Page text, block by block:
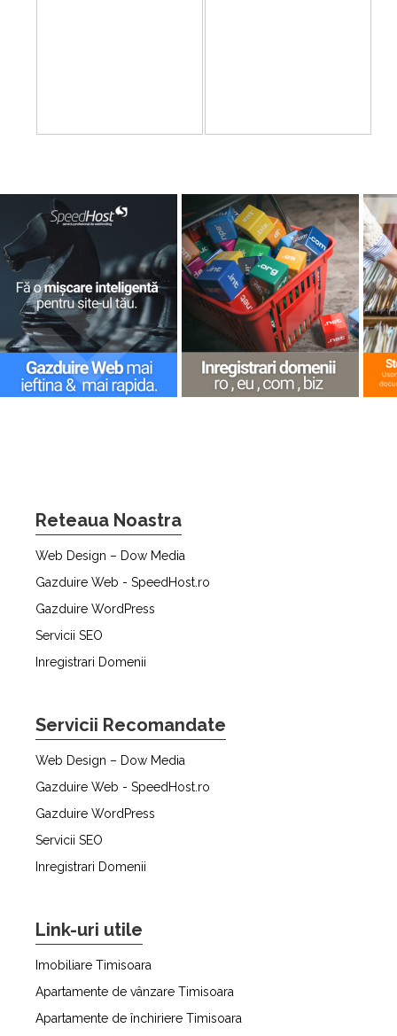
Reteaua Noastra
Web Design – Dow Media
Gazduire Web - SpeedHost.ro
Gazduire WordPress
Servicii SEO
Inregistrari Domenii
Servicii Recomandate
Web Design – Dow Media
Gazduire Web - SpeedHost.ro
Gazduire WordPress
Servicii SEO
Inregistrari Domenii
Link-uri utile
Imobiliare Timisoara
Apartamente de vânzare Timisoara
Apartamente de închiriere Timisoara